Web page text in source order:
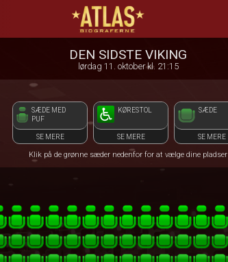
ATLAS Biograferne
DEN SIDSTE VIKING
lørdag 11. oktober kl. 21:15
SÆDE MED
PUF
SE MERE
KØRESTOL
SE MERE
SÆDE
SE MERE
Klik på de grønne sæder nedenfor for at vælge dine pladser
1step-front02 095119